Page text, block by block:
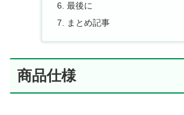
最後に
まとめ記事
商品仕様